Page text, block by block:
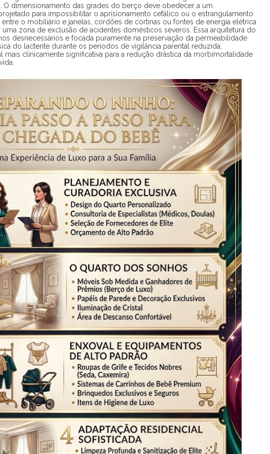
dimensionamento das grades do berço deve obedecer a um
para impossibilitar o aprisionamento cefálico ou o estrangulamento
o mobiliário e janelas, cordões de cortinas ou fontes de energia elétrica
zona de exclusão de acidentes domésticos severos. Essa arquitetura do
desnecessários e focada puramente na preservação da permeabilidade
do lactente durante os períodos de vigilância parental reduzida,
mais clinicamente significativa para a redução drástica da morbimortalidade